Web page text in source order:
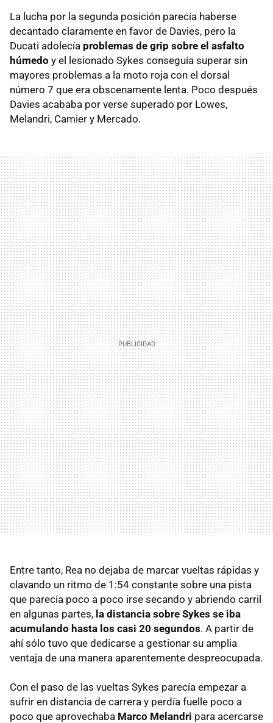
La lucha por la segunda posición parecía haberse
decantado claramente en favor de Davies, pero la
Ducati adolecía problemas de grip sobre el asfalto
húmedo y el lesionado Sykes conseguía superar sin
mayores problemas a la moto roja con el dorsal
número 7 que era obscenamente lenta. Poco después
Davies acababa por verse superado por Lowes,
Melandri, Camier y Mercado.
Entre tanto, Rea no dejaba de marcar vueltas rápidas y
clavando un ritmo de 1:54 constante sobre una pista
que parecía poco a poco irse secando y abriendo carril
en algunas partes, la distancia sobre Sykes se iba
acumulando hasta los casi 20 segundos. A partir de
ahí sólo tuvo que dedicarse a gestionar su amplia
ventaja de una manera aparentemente despreocupada.
Con el paso de las vueltas Sykes parecía empezar a
sufrir en distancia de carrera y perdía fuelle poco a
poco que aprovechaba Marco Melandri para acercarse